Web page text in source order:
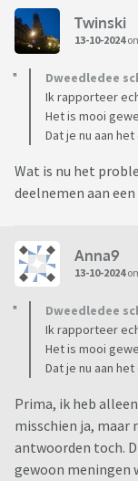
Twinski
13-10-2024
Dweedledee
Ik rapporteer
Het is mooi
Dat je nu aan
Wat is nu het
deelnemen aan
Anna9
13-10-2024
Dweedledee
Ik rapporteer
Het is mooi
Dat je nu aan
Prima, ik heb
misschien ja, maar
antwoorden toch.
gewoon meningen